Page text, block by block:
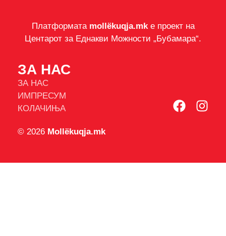
Платформата mollëkuqja.mkе проект на
Центарот за Еднакви Можности „Бубамара“.
ЗА НАС
ЗА НАС
ИМПРЕСУМ
КОЛАЧИЊА
© 2026 Mollëkuqja.mk